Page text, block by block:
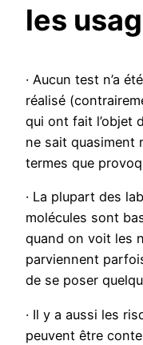
les
· Aucun test n’a
réalisé
qui ont fait l’objet
ne sait quasiment
termes que
· La plupart des
molécules sont
quand on voit les
parviennent
de se poser
· Il y a aussi les
peuvent être